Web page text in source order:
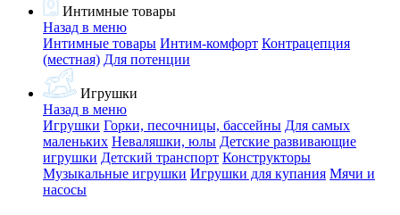
Интимные товары
Назад в меню
Интимные товары Интим-комфорт Контрацепция
(местная) Для потенции
Игрушки
Назад в меню
Игрушки Горки, песочницы, бассейны Для самых
маленьких Неваляшки, юлы Детские развивающие
игрушки Детский транспорт Конструкторы
Музыкальные игрушки Игрушки для купания Мячи и
насосы